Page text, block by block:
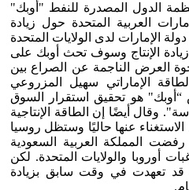
الدول المصدرة للنفط "أوبك"
العربية المتحدة حول زيادة
الإمارات لدى الولايات المتحدة
الإنتاج وسوف تحث أوبك على
العرض الناجمة عن الصراع بين
الإماراتي سهيل المزروعي
غرض “أوبك" هو تحقيق استقرار السوق
وقال أيضًا إن الطاقة الإنتاجية
عنها حاليًا وستظل روسيا
المملكة العربية السعودية
أوروبا والولايات المتحدة. لكن
قد تعهدت في وقت سابق بزيادة